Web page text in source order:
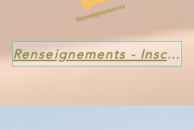
Renseignements - Inscriptions ici